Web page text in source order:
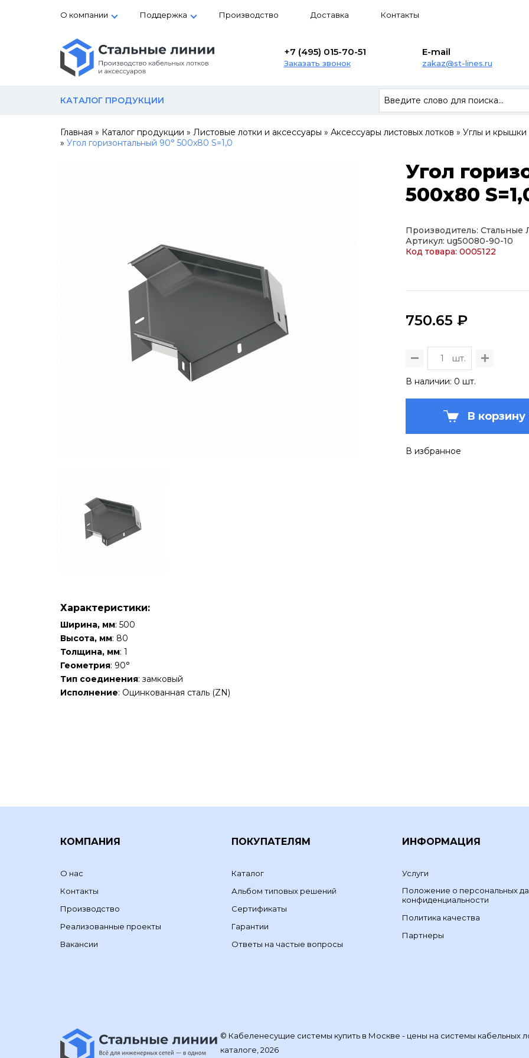
О компании Поддержка Производство Доставка Контакты
+7 (495) 015-70-51
Заказать звонок
E-mail
zakaz@st-lines.ru
КАТАЛОГ ПРОДУКЦИИ
Главная » Каталог продукции » Листовые лотки и аксессуары » Аксессуары листовых лотков » Углы и крышки
» Угол горизонтальный 90° 500х80 S=1,0
Угол
500х80
Производитель: Стальные
Артикул: ug50080-90-10
Код товара: 0005122
750.65 ₽
шт.
В наличии: 0 шт.
В корзину
В избранное
Характеристики:
Ширина, мм: 500
Высота, мм: 80
Толщина, мм: 1
Геометрия: 90°
Тип соединения: замковый
Исполнение: Оцинкованная сталь (ZN)
КОМПАНИЯ
О нас
Контакты
Производство
Реализованные проекты
Вакансии
ПОКУПАТЕЛЯМ
Каталог
Альбом типовых решений
Сертификаты
Гарантии
Ответы на частые вопросы
ИНФОРМАЦИЯ
Услуги
Положение о персональных
конфиденциальности
Политика качества
Партнеры
© Кабеленесущие системы купить в Москве - цены на системы кабельных
каталоге, 2026